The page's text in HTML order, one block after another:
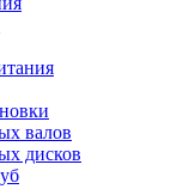
валов
дисков